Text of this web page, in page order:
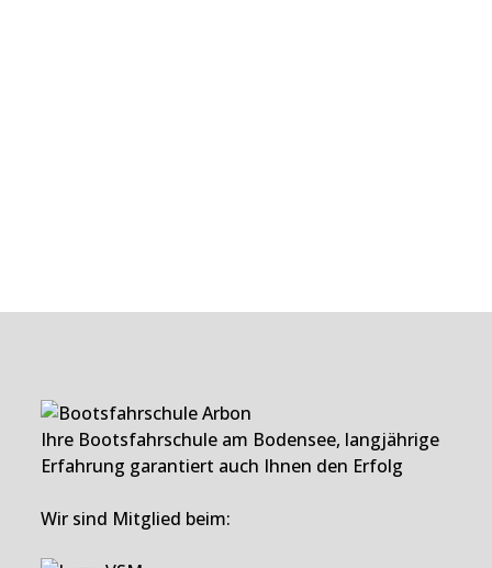
Ihre Bootsfahrschule am Bodensee, langjährige
Erfahrung garantiert auch Ihnen den Erfolg
Wir sind Mitglied beim: